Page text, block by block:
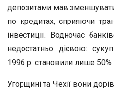
депозитами мав
по кредитах, сприяючи
інвестиції. Водночас
недостатньо дієвою:
1996 р. становили лише 50%
Угорщині та Чехії вони